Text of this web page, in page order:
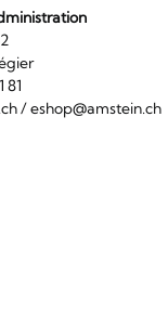
B2
Légier
81
/eshop@amstein.ch